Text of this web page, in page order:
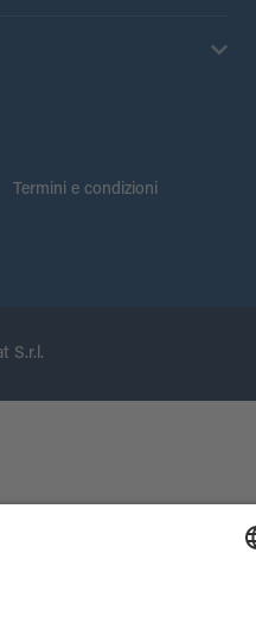
Termini e condizioni
S.r.l.